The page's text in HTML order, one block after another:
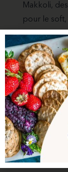
Makkoli,
pour le
prune verte
encore celui
Salle
qui font
papier
vivante mais
bouquets